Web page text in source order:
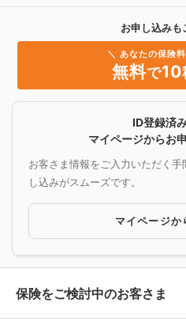
お申し込みも
＼ あなたの保険
無料で10
ID登録済
マイページからお
お客さま情報をご入力いただく
し込みがスムーズです。
マイページか
保険をご検討中のお客さま